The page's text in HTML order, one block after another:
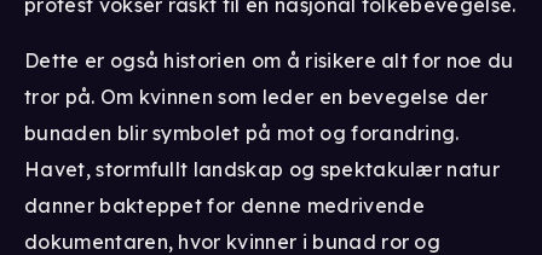
Dette er også historien om å risikere alt for noe du
tror på. Om kvinnen som leder en bevegelse der
bunaden blir symbolet på mot og forandring.
Havet, stormfullt landskap og spektakulær natur
danner bakteppet for denne medrivende
dokumentaren, hvor kvinner i bunad ror og